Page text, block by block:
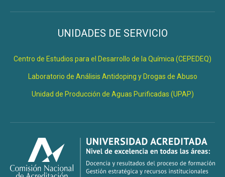
UNIDADES DE SERVICIO
Centro de Estudios para el Desarrollo de la Química (CEPEDEQ)
Laboratorio de Análisis Antidoping y Drogas de Abuso
Unidad de Producción de Aguas Purificadas (UPAP)